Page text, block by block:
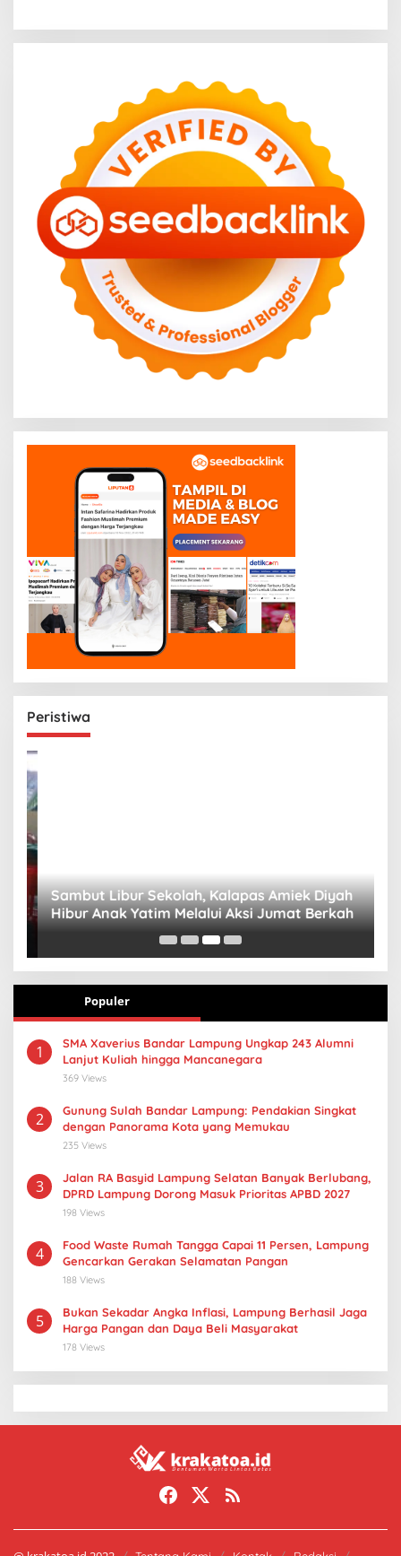
Peristiwa
Sambut Libur Sekolah, Kalapas Amiek Diyah
Hibur Anak Yatim Melalui Aksi Jumat Berkah
Populer
1
SMA Xaverius Bandar Lampung Ungkap 243 Alumni
Lanjut Kuliah hingga Mancanegara
369 Views
2
Gunung Sulah Bandar Lampung: Pendakian Singkat
dengan Panorama Kota yang Memukau
235 Views
3
Jalan RA Basyid Lampung Selatan Banyak Berlubang,
DPRD Lampung Dorong Masuk Prioritas APBD 2027
198 Views
4
Food Waste Rumah Tangga Capai 11 Persen, Lampung
Gencarkan Gerakan Selamatan Pangan
188 Views
5
Bukan Sekadar Angka Inflasi, Lampung Berhasil Jaga
Harga Pangan dan Daya Beli Masyarakat
178 Views